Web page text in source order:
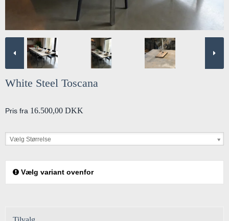
White Steel Toscana
Pris fra 16.500,00 DKK
Vælg Størrelse
Vælg variant ovenfor